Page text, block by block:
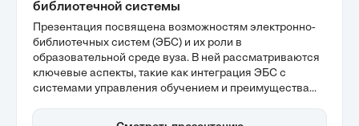
библиотечной системы
Презентация посвящена возможностям электронно-
библиотечных систем (ЭБС) и их роли в
образовательной среде вуза. В ней рассматриваются
ключевые аспекты, такие как интеграция ЭБС с
системами управления обучением и преимущества
акцентируется внимание на функциональных